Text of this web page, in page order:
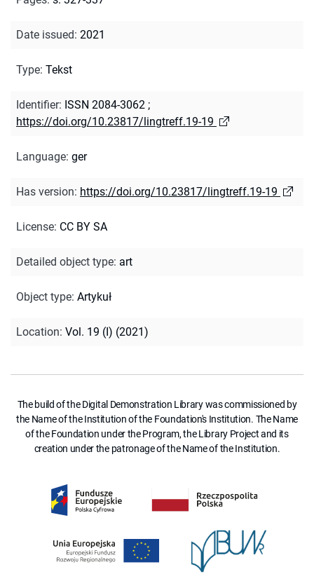
Date issued: 2021
Type: Tekst
Identifier: ISSN 2084-3062 ;
https://doi.org/10.23817/lingtreff.19-19
Language: ger
Has version: https://doi.org/10.23817/lingtreff.19-19
License: CC BY SA
Detailed object type: art
Object type: Artykuł
Location: Vol. 19 (I) (2021)
The build of the Digital Demonstration Library was commissioned by
the Name of the Institution of the Foundation's Institution. The Name
of the Foundation under the Program, the Library Project and its
creation under the patronage of the Name of the Institution.